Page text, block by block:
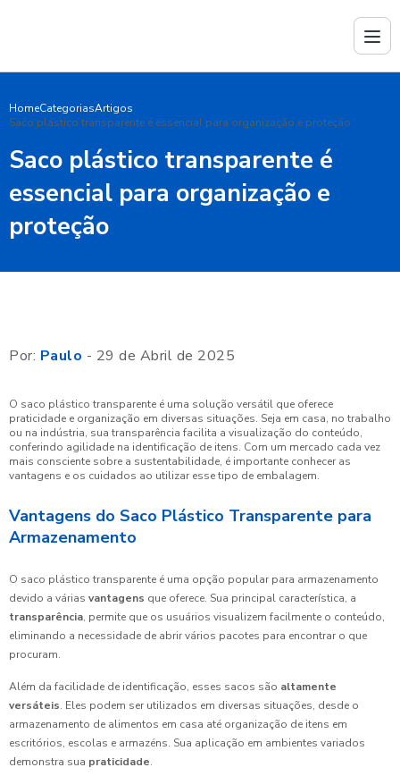
HomeCategoriasArtigos
Saco plástico transparente é essencial para organização e proteção
Saco plástico transparente é
essencial para organização e
proteção
Por: Paulo - 29 de Abril de 2025
O saco plástico transparente é uma solução versátil que oferece
praticidade e organização em diversas situações. Seja em casa, no trabalho
ou na indústria, sua transparência facilita a visualização do conteúdo,
conferindo agilidade na identificação de itens. Com um mercado cada vez
mais consciente sobre a sustentabilidade, é importante conhecer as
vantagens e os cuidados ao utilizar esse tipo de embalagem.
Vantagens do Saco Plástico Transparente para
Armazenamento
O saco plástico transparente é uma opção popular para armazenamento
devido a várias vantagens que oferece. Sua principal característica, a
transparência, permite que os usuários visualizem facilmente o conteúdo,
eliminando a necessidade de abrir vários pacotes para encontrar o que
procuram.
Além da facilidade de identificação, esses sacos são altamente
versáteis. Eles podem ser utilizados em diversas situações, desde o
armazenamento de alimentos em casa até organização de itens em
escritórios, escolas e armazéns. Sua aplicação em ambientes variados
demonstra sua praticidade.